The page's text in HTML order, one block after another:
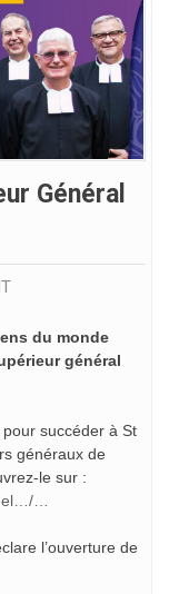
Général
du monde
général
succéder à St
généraux de
le sur :
el…/…
l’ouverture de